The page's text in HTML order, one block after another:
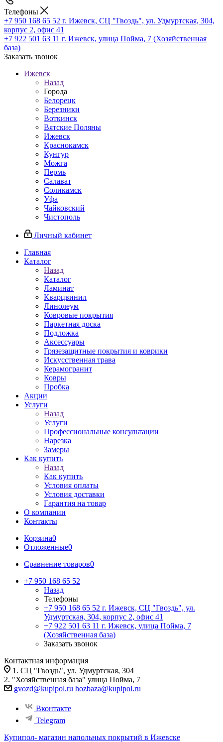
Телефоны
+7 950 168 65 52 г. Ижевск, СЦ "Гвоздь", ул. Удмуртская, 304,
корпус 2, офис 41
+7 922 501 63 11 г. Ижевск, улица Пойма, 7 (Хозяйственная
база)
Заказать звонок
Ижевск
Назад
Города
Белорецк
Березники
Воткинск
Вятские Поляны
Ижевск
Краснокамск
Кунгур
Можга
Пермь
Салават
Соликамск
Уфа
Чайковский
Чистополь
Личный кабинет
Главная
Каталог
Назад
Каталог
Ламинат
Кварцвинил
Линолеум
Ковровые покрытия
Паркетная доска
Подложка
Аксессуары
Грязезащитные покрытия и коврики
Искусственная трава
Керамогранит
Ковры
Пробка
Акции
Услуги
Назад
Услуги
Профессиональные консультации
Нарезка
Замеры
Как купить
Назад
Как купить
Условия оплаты
Условия доставки
Гарантия на товар
О компании
Контакты
Корзина0
Отложенные0
Сравнение товаров0
+7 950 168 65 52
Назад
Телефоны
+7 950 168 65 52 г. Ижевск, СЦ "Гвоздь", ул.
Удмуртская, 304, корпус 2, офис 41
+7 922 501 63 11 г. Ижевск, улица Пойма, 7
(Хозяйственная база)
Заказать звонок
Контактная информация
1. СЦ "Гвоздь", ул. Удмуртская, 304
2. "Хозяйственная база" улица Пойма, 7
gvozd@kupipol.ru hozbaza@kupipol.ru
Вконтакте
Telegram
Купипол- магазин напольных покрытий в Ижевске